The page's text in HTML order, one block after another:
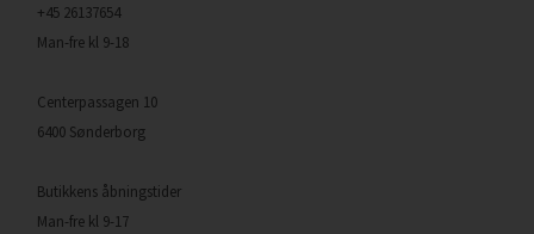
+45 26137654
Man-fre kl 9-18
Centerpassagen 10
6400 Sønderborg
Butikkens åbningstider
Man-fre kl 9-17